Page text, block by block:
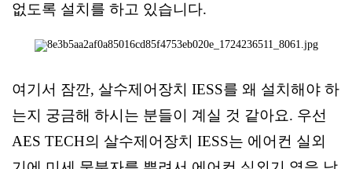
없도록 설치를 하고 있습니다.
여기서 잠깐, 살수제어장치 IESS를 왜 설치해야 하
는지 궁금해 하시는 분들이 계실 것 같아요. 우선
AES TECH의 살수제어장치 IESS는 에어컨 실외